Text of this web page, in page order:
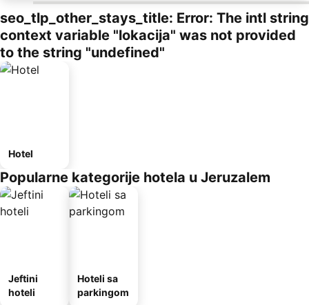
seo_tlp_other_stays_title: Error: The intl string
context variable "lokacija" was not provided
to the string "undefined"
Hotel
Popularne kategorije hotela u Jeruzalem
Jeftini
hoteli
Hoteli sa
parkingom